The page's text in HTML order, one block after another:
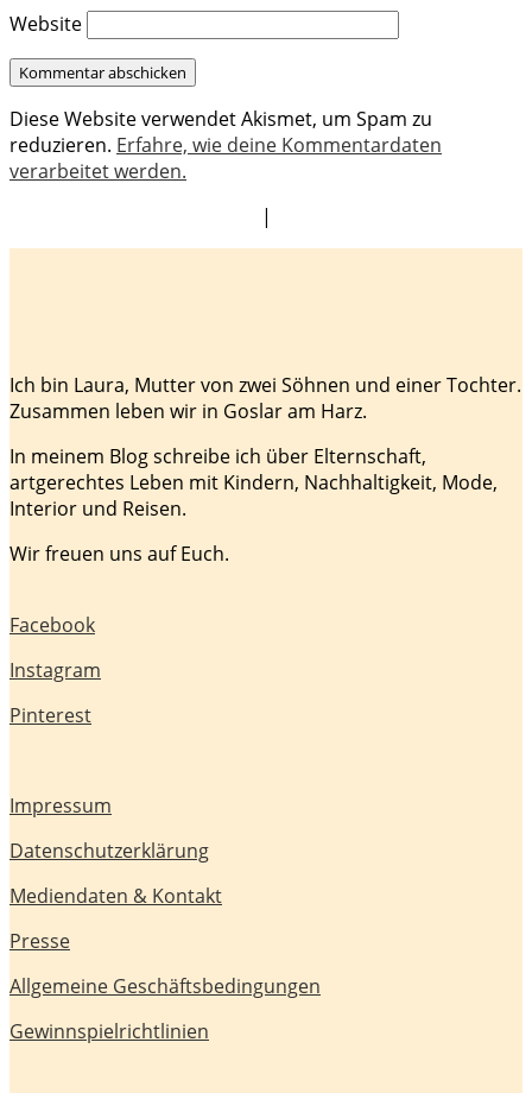
Website
Diese Website verwendet Akismet, um Spam zu
reduzieren. Erfahre, wie deine Kommentardaten
verarbeitet werden.
|
Ich bin Laura, Mutter von zwei Söhnen und einer Tochter.
Zusammen leben wir in Goslar am Harz.
In meinem Blog schreibe ich über Elternschaft,
artgerechtes Leben mit Kindern, Nachhaltigkeit, Mode,
Interior und Reisen.
Wir freuen uns auf Euch.
Facebook
Instagram
Pinterest
Impressum
Datenschutzerklärung
Mediendaten & Kontakt
Presse
Allgemeine Geschäftsbedingungen
Gewinnspielrichtlinien